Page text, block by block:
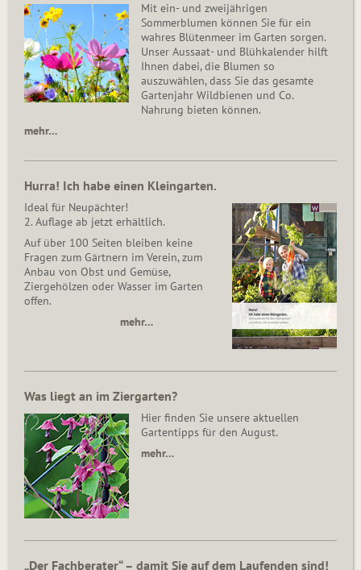
Mit ein- und zweijährigen
Sommerblumen können Sie für ein
wahres Blütenmeer im Garten sorgen.
Unser Aussaat- und Blühkalender hilft
Ihnen dabei, die Blumen so
auszuwählen, dass Sie das gesamte
Gartenjahr Wildbienen und Co.
Nahrung bieten können.
mehr…
Hurra! Ich habe einen Kleingarten.
Ideal für Neupächter!
2. Auflage ab jetzt erhältlich.
Auf über 100 Seiten bleiben keine
Fragen zum Gärtnern im Verein, zum
Anbau von Obst und Gemüse,
Ziergehölzen oder Wasser im Garten
offen.
mehr…
Was liegt an im Ziergarten?
Hier finden Sie unsere aktuellen
Gartentipps für den August.
mehr…
„Der Fachberater“ – damit Sie auf dem Laufenden sind!